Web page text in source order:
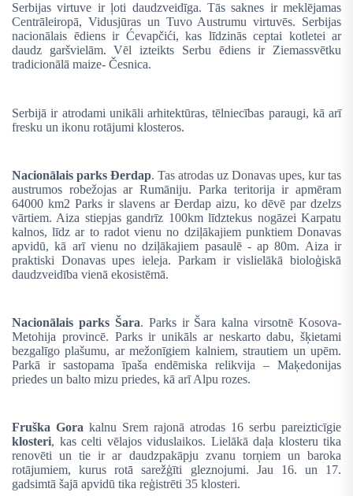
Serbijas virtuve ir ļoti daudzveidīga. Tās saknes ir meklējamas
Centrāleiropā, Vidusjūras un Tuvo Austrumu virtuvēs. Serbijas
nacionālais ēdiens ir Ćevapčići, kas līdzinās ceptai kotletei ar
daudz garšvielām. Vēl izteikts Serbu ēdiens ir Ziemassvētku
tradicionālā maize- Česnica.
Serbijā ir atrodami unikāli arhitektūras, tēlniecības paraugi, kā arī
fresku un ikonu rotājumi klosteros.
Nacionālais parks Đerdap. Tas atrodas uz Donavas upes, kur tas
austrumos robežojas ar Rumāniju. Parka teritorija ir apmēram
64000 km2 Parks ir slavens ar Đerdap aizu, ko dēvē par dzelzs
vārtiem. Aiza stiepjas gandrīz 100km līdztekus nogāzei Karpatu
kalnos, līdz ar to radot vienu no dziļākajiem punktiem Donavas
apvidū, kā arī vienu no dziļākajiem pasaulē - ap 80m. Aiza ir
praktiski Donavas upes ieleja. Parkam ir vislielākā bioloģiskā
daudzveidība vienā ekosistēmā.
Nacionālais parks Šara. Parks ir Šara kalna virsotnē Kosova-
Metohija provincē. Parks ir unikāls ar neskarto dabu, šķietami
bezgalīgo plašumu, ar mežonīgiem kalniem, strautiem un upēm.
Parkā ir sastopama īpaša endēmiska relikvija – Maķedonijas
priedes un balto mizu priedes, kā arī Alpu rozes.
Fruška Gora kalnu Srem rajonā atrodas 16 serbu pareizticīgie
klosteri, kas celti vēlajos viduslaikos. Lielākā daļa klosteru tika
renovēti un tie ir ar daudzpakāpju zvanu torņiem un baroka
rotājumiem, kurus rotā sarežģīti gleznojumi. Jau 16. un 17.
gadsimtā šajā apvidū tika reģistrēti 35 klosteri.